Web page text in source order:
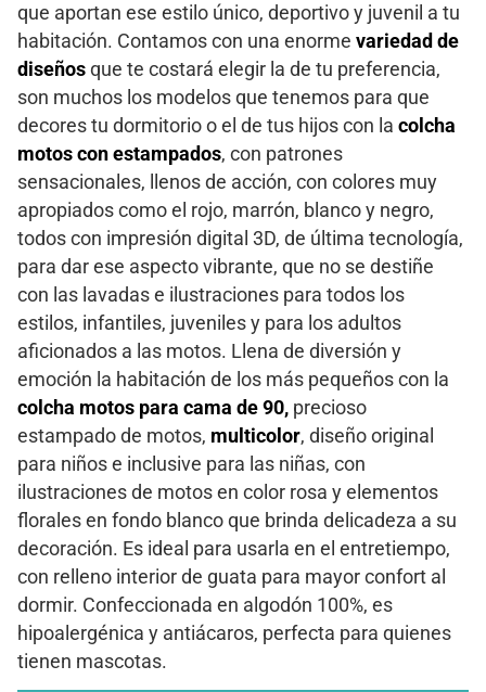
que aportan ese estilo único, deportivo y juvenil a tu
habitación. Contamos con una enorme variedad de
diseños que te costará elegir la de tu preferencia,
son muchos los modelos que tenemos para que
decores tu dormitorio o el de tus hijos con la colcha
motos con estampados, con patrones
sensacionales, llenos de acción, con colores muy
apropiados como el rojo, marrón, blanco y negro,
todos con impresión digital 3D, de última tecnología,
para dar ese aspecto vibrante, que no se destiñe
con las lavadas e ilustraciones para todos los
estilos, infantiles, juveniles y para los adultos
aficionados a las motos. Llena de diversión y
emoción la habitación de los más pequeños con la
colcha motos para cama de 90, precioso
estampado de motos, multicolor, diseño original
para niños e inclusive para las niñas, con
ilustraciones de motos en color rosa y elementos
florales en fondo blanco que brinda delicadeza a su
decoración. Es ideal para usarla en el entretiempo,
con relleno interior de guata para mayor confort al
dormir. Confeccionada en algodón 100%, es
hipoalergénica y antiácaros, perfecta para quienes
tienen mascotas.